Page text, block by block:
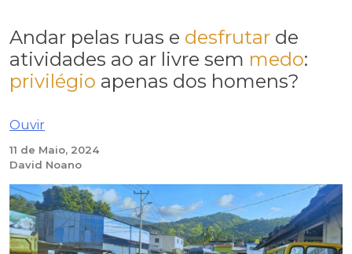
Andar pelas ruas e desfrutar de
atividades ao ar livre sem medo:
privilégio apenas dos homens?
Ouvir
11 de Maio, 2024
David Noano